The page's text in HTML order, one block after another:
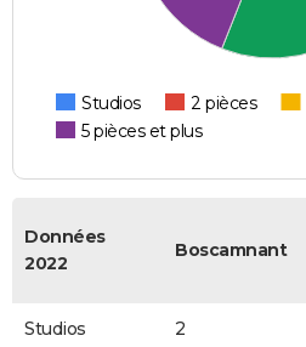
Studios 2 pièces
5 pièces et plus
Données
2022
Boscamnant
Studios 2